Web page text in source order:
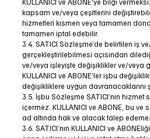
kapsam ve/veya çeşitlerini
hizmetleri kısmen veya tamamen
tamamen iptal edebilir.
3.4. SATICI Sözleşme’de belirtilen iş
gerçekleştirilebilmesi açısından
ve/veya işleyişte değişiklikler ve/veya
KULLANICI ve ABONE’ler işbu
değişikliklere uygun
3.5. İşbu Sözleşme SATICI’nın hizmet
içermez. KULLANICI ve ABONE, bu ve
ad altında hak ve alacak talep
3.6. SATICI’nın KULLANICI ve